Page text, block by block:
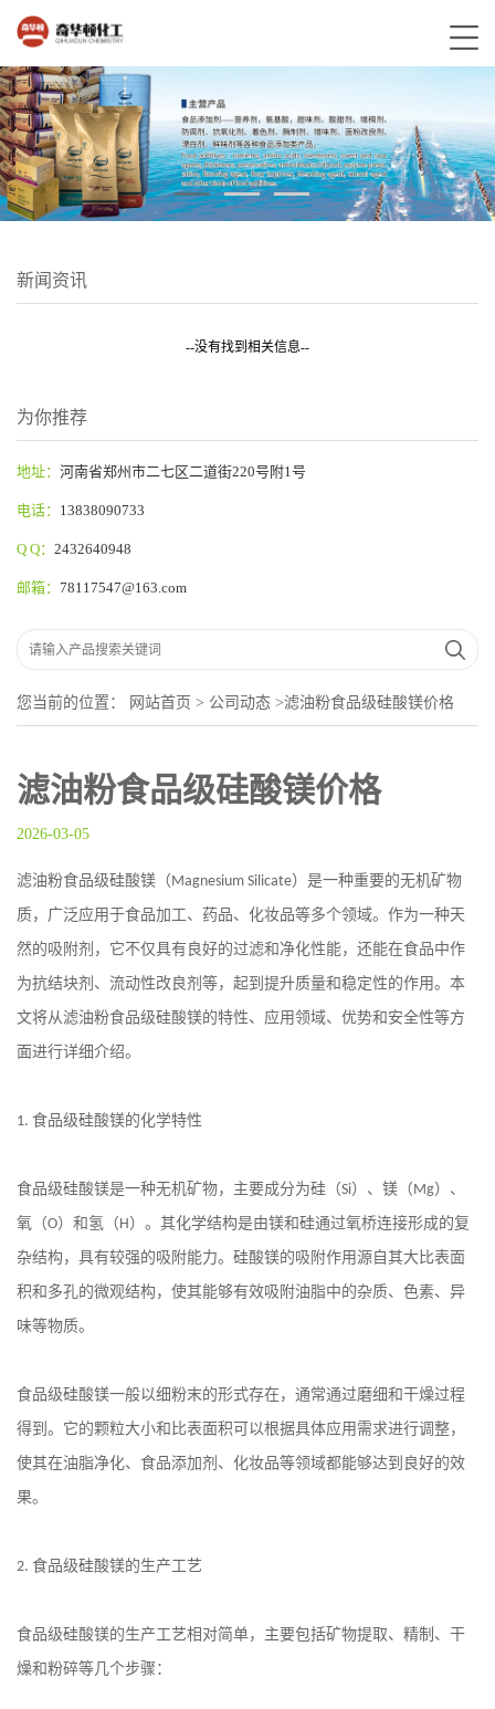
新闻资讯
--没有找到相关信息--
为你推荐
地址： 河南省郑州市二七区二道街220号附1号
电话： 13838090733
Q Q： 2432640948
邮箱： 78117547@163.com
您当前的位置： 网站首页 > 公司动态 >滤油粉食品级硅酸镁价格
滤油粉食品级硅酸镁价格
2026-03-05
滤油粉食品级硅酸镁（Magnesium Silicate）是一种重要的无机矿物
质，广泛应用于食品加工、药品、化妆品等多个领域。作为一种天
然的吸附剂，它不仅具有良好的过滤和净化性能，还能在食品中作
为抗结块剂、流动性改良剂等，起到提升质量和稳定性的作用。本
文将从滤油粉食品级硅酸镁的特性、应用领域、优势和安全性等方
面进行详细介绍。
1. 食品级硅酸镁的化学特性
食品级硅酸镁是一种无机矿物，主要成分为硅（Si）、镁（Mg）、
氧（O）和氢（H）。其化学结构是由镁和硅通过氧桥连接形成的复
杂结构，具有较强的吸附能力。硅酸镁的吸附作用源自其大比表面
积和多孔的微观结构，使其能够有效吸附油脂中的杂质、色素、异
味等物质。
食品级硅酸镁一般以细粉末的形式存在，通常通过磨细和干燥过程
得到。它的颗粒大小和比表面积可以根据具体应用需求进行调整，
使其在油脂净化、食品添加剂、化妆品等领域都能够达到良好的效
果。
2. 食品级硅酸镁的生产工艺
食品级硅酸镁的生产工艺相对简单，主要包括矿物提取、精制、干
燥和粉碎等几个步骤：